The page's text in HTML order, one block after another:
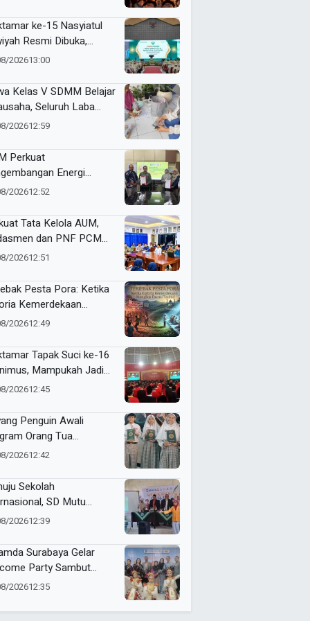
ke-15 Nasyiatul
Resmi Dibuka,
Komitmen
202613:00
Kelas V SDMM Belajar
Seluruh Laba
for Charity
202612:59
Perkuat
Energi
Lewat Varietas
202612:52
Tata Kelola AUM,
dan PNF PCM
Tandatangani
202612:51
Pesta Pora: Ketika
Kemerdekaan
Esensi Tauhid
202612:49
Tapak Suci ke-16
Mampukah Jadi
Balik Transformasi
202612:45
Penguin Awali
Orang Tua
di SD Musix, Siswa
202612:42
Sekolah
SD Mutu
Gelar Workshop Level
202612:39
Surabaya Gelar
Party Sambut
Exchange Asal
202612:35